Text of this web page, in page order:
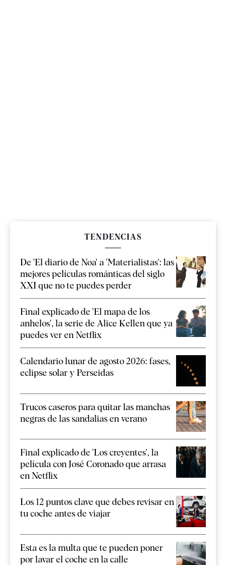
TENDENCIAS
De 'El diario de Noa' a 'Materialistas': las
mejores películas románticas del siglo
XXI que no te puedes perder
Final explicado de 'El mapa de los
anhelos', la serie de Alice Kellen que ya
puedes ver en Netflix
Calendario lunar de agosto 2026: fases,
eclipse solar y Perseidas
Trucos caseros para quitar las manchas
negras de las sandalias en verano
Final explicado de 'Los creyentes', la
película con José Coronado que arrasa
en Netflix
Los 12 puntos clave que debes revisar en
tu coche antes de viajar
Esta es la multa que te pueden poner
por lavar el coche en la calle